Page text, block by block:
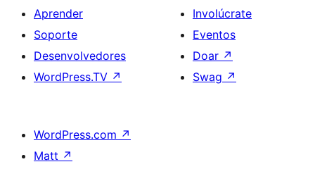
Aprender
Soporte
Desenvolvedores
WordPress.TV ↗
Involúcrate
Eventos
Doar ↗
Swag ↗
WordPress.com ↗
Matt ↗